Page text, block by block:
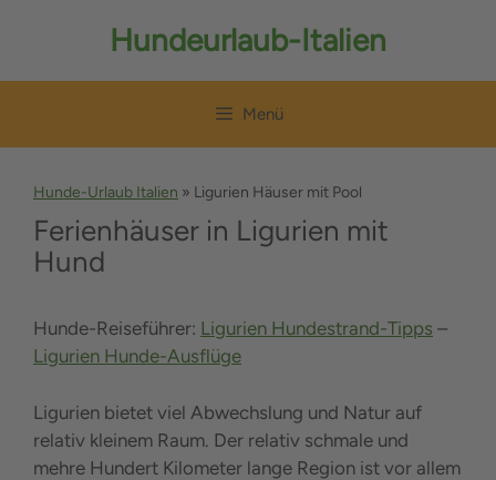
Hundeurlaub-Italien
Menü
Hunde-Urlaub Italien » Ligurien Häuser mit Pool
Ferienhäuser in Ligurien mit
Hund
Hunde-Reiseführer: Ligurien Hundestrand-Tipps –
Ligurien Hunde-Ausflüge
Ligurien bietet viel Abwechslung und Natur auf
relativ kleinem Raum. Der relativ schmale und
mehre Hundert Kilometer lange Region ist vor allem